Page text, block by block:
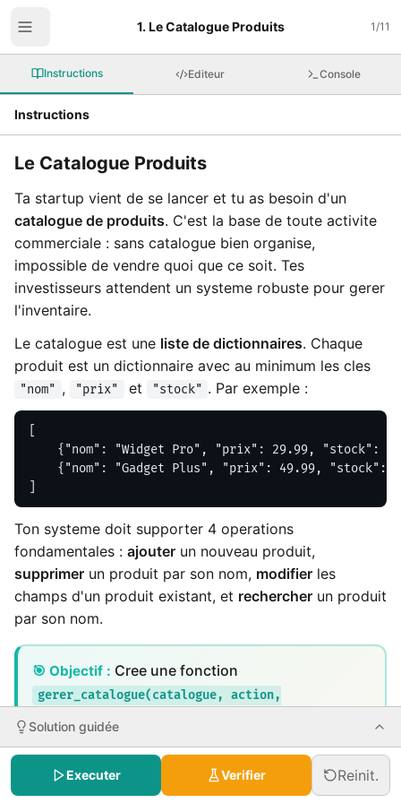
1. Le Catalogue Produits 1/11
Instructions Editeur Console
Instructions
Le Catalogue Produits
Ta startup vient de se lancer et tu as besoin d'un
catalogue de produits. C'est la base de toute activite
commerciale : sans catalogue bien organise,
impossible de vendre quoi que ce soit. Tes
investisseurs attendent un systeme robuste pour gerer
l'inventaire.
Le catalogue est une liste de dictionnaires. Chaque
produit est un dictionnaire avec au minimum les cles
"nom" , "prix" et "stock" . Par exemple :
{"nom": "Widget Pro", "prix": 29.99, "stock":
{"nom": "Gadget Plus", "prix": 49.99, "stock":
Ton systeme doit supporter 4 operations
fondamentales : ajouter un nouveau produit,
supprimer un produit par son nom, modifier les
champs d'un produit existant, et rechercher un produit
par son nom.
🎯 Objectif : Cree une fonction
gerer_catalogue(catalogue, action,
produit=None)
"ajouter" ajoute le dict produit au catalogue.
L'action
"supprimer"
retire le produit dont le
nom correspond a produit (une string). L'action
Solution guidée
Executer Verifier Reinit.